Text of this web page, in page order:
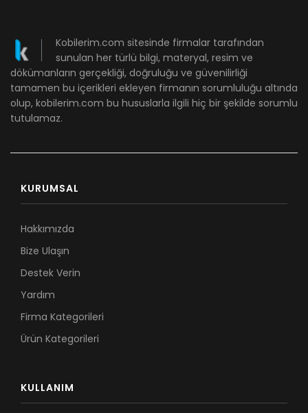
Kobilerim.com sitesinde firmalar tarafından
sunulan her türlü bilgi, materyal, resim ve
dökümanların gerçekliği, doğruluğu ve güvenilirliği
tamamen bu içerikleri ekleyen firmanın sorumluluğu altında
olup, kobilerim.com bu hususlarla ilgili hiç bir şekilde sorumlu
tutulamaz.
KURUMSAL
Hakkımızda
Bize Ulaşın
Destek Verin
Yardım
Firma Kategorileri
Ürün Kategorileri
KULLANIM